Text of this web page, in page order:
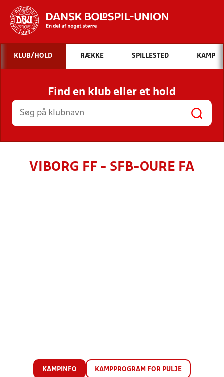
Hvad vil du søge efter?
INDHOLD OG NYHEDER
STILLINGER, RESULTATER, KLUBBER OG
HOLD
KLUB/HOLD RÆKKE SPILLESTED KAMP
Find en klub eller et hold
VIBORG FF - SFB-OURE FA
KAMPINFO KAMPPROGRAM FOR PULJE